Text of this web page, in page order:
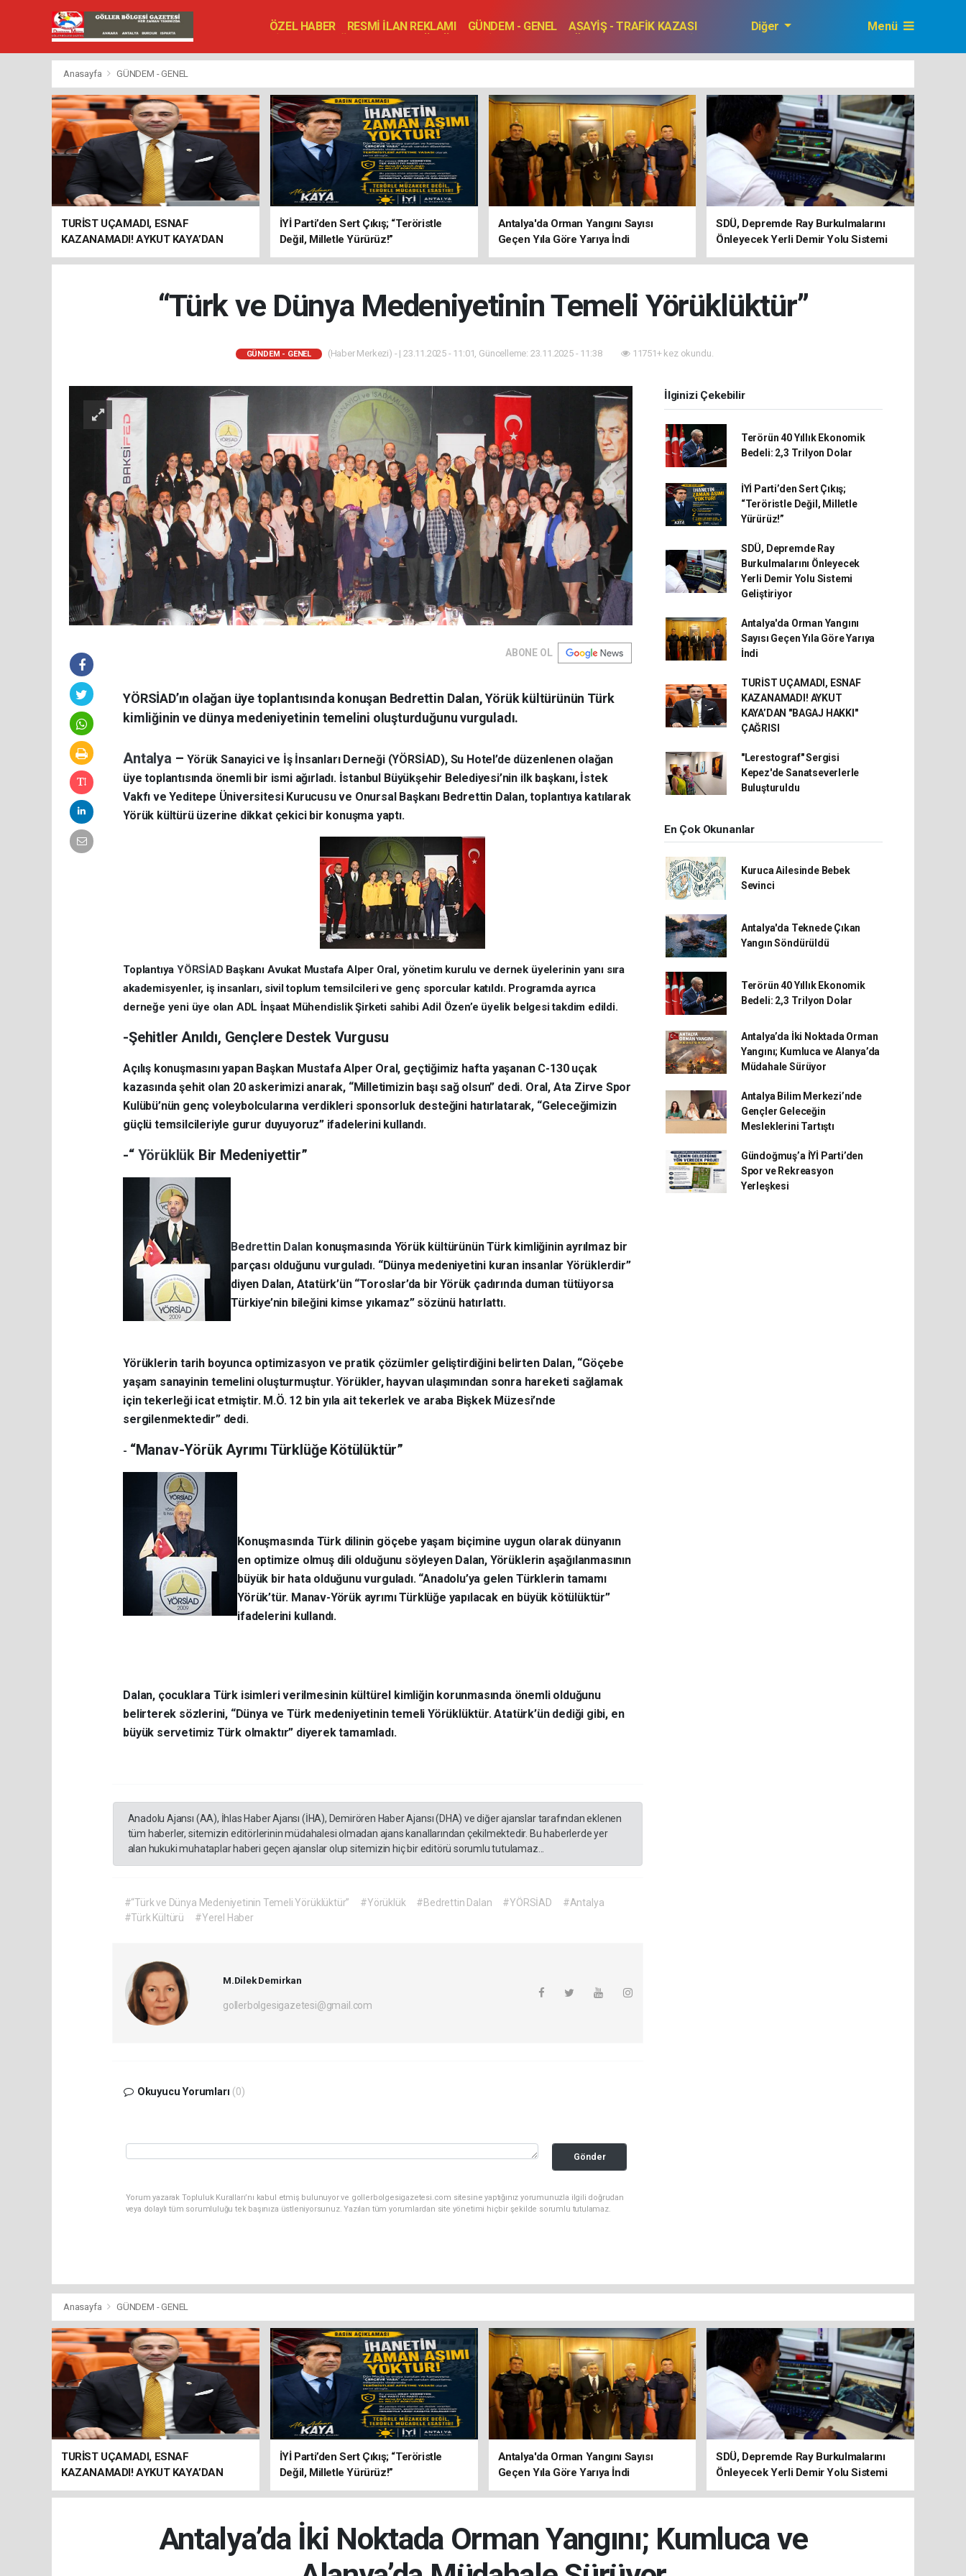
ÖZEL HABER RESMİ İLAN REKLAMI GÜNDEM - GENEL
ASAYİŞ - TRAFİK KAZASI
VEFAT EDENLER
TOPLANTI - DÜĞÜN
Diğer Menü
Anasayfa GÜNDEM - GENEL
TURİST UÇAMADI, ESNAF
KAZANAMADI! AYKUT KAYA’DAN
"BAGAJ HAKKI" ÇAĞRISI
İYİ Parti’den Sert Çıkış; “Teröristle
Değil, Milletle Yürürüz!”
Antalya'da Orman Yangını Sayısı
Geçen Yıla Göre Yarıya İndi
SDÜ, Depremde Ray Burkulmalarını
Önleyecek Yerli Demir Yolu Sistemi
Geliştiriyor
“Türk ve Dünya Medeniyetinin Temeli Yörüklüktür”
GÜNDEM - GENEL (Haber Merkezi) - | 23.11.2025 - 11:01, Güncelleme: 23.11.2025 - 11:38 11751+ kez okundu.
ABONE OL
YÖRSİAD’ın olağan üye toplantısında konuşan Bedrettin Dalan, Yörük kültürünün Türk
kimliğinin ve dünya medeniyetinin temelini oluşturduğunu vurguladı.
Antalya –Yörük Sanayici ve İş İnsanları Derneği (YÖRSİAD), Su Hotel’de düzenlenen olağan
üye toplantısında önemli bir ismi ağırladı. İstanbul Büyükşehir Belediyesi’nin ilk başkanı, İstek
Vakfı ve Yeditepe Üniversitesi Kurucusu ve Onursal Başkanı Bedrettin Dalan, toplantıya katılarak
Yörük kültürü üzerine dikkat çekici bir konuşma yaptı.
Toplantıya YÖRSİAD Başkanı Avukat Mustafa Alper Oral, yönetim kurulu ve dernek üyelerinin yanı sıra
akademisyenler, iş insanları, sivil toplum temsilcileri ve genç sporcular katıldı. Programda ayrıca
derneğe yeni üye olan ADL İnşaat Mühendislik Şirketi sahibi Adil Özen’e üyelik belgesi takdim edildi.
-Şehitler Anıldı, Gençlere Destek Vurgusu
Açılış konuşmasını yapan Başkan Mustafa Alper Oral, geçtiğimiz hafta yaşanan C-130 uçak
kazasında şehit olan 20 askerimizi anarak, “Milletimizin başı sağ olsun” dedi. Oral, Ata Zirve Spor
Kulübü’nün genç voleybolcularına verdikleri sponsorluk desteğini hatırlatarak, “Geleceğimizin
güçlü temsilcileriyle gurur duyuyoruz” ifadelerini kullandı.
-“ Yörüklük Bir Medeniyettir”
Bedrettin Dalan konuşmasında Yörük kültürünün Türk kimliğinin ayrılmaz bir
parçası olduğunu vurguladı. “Dünya medeniyetini kuran insanlar Yörüklerdir”
diyen Dalan, Atatürk’ün “Toroslar’da bir Yörük çadırında duman tütüyorsa
Türkiye’nin bileğini kimse yıkamaz” sözünü hatırlattı.
Yörüklerin tarih boyunca optimizasyon ve pratik çözümler geliştirdiğini belirten Dalan, “Göçebe
yaşam sanayinin temelini oluşturmuştur. Yörükler, hayvan ulaşımından sonra hareketi sağlamak
için tekerleği icat etmiştir. M.Ö. 12 bin yıla ait tekerlek ve araba Bişkek Müzesi’nde
sergilenmektedir” dedi.
- “Manav-Yörük Ayrımı Türklüğe Kötülüktür”
Konuşmasında Türk dilinin göçebe yaşam biçimine uygun olarak dünyanın
en optimize olmuş dili olduğunu söyleyen Dalan, Yörüklerin aşağılanmasının
büyük bir hata olduğunu vurguladı. “Anadolu’ya gelen Türklerin tamamı
Yörük’tür. Manav-Yörük ayrımı Türklüğe yapılacak en büyük kötülüktür”
ifadelerini kullandı.
Dalan, çocuklara Türk isimleri verilmesinin kültürel kimliğin korunmasında önemli olduğunu
belirterek sözlerini, “Dünya ve Türk medeniyetinin temeli Yörüklüktür. Atatürk’ün dediği gibi, en
büyük servetimiz Türk olmaktır” diyerek tamamladı.
Anadolu Ajansı (AA), İhlas Haber Ajansı (İHA), Demirören Haber Ajansı (DHA) ve diğer ajanslar tarafından eklenen
tüm haberler, sitemizin editörlerinin müdahalesi olmadan ajans kanallarından çekilmektedir. Bu haberlerde yer
alan hukuki muhataplar haberi geçen ajanslar olup sitemizin hiç bir editörü sorumlu tutulamaz...
#“Türk ve Dünya Medeniyetinin Temeli Yörüklüktür” #Yörüklük #Bedrettin Dalan #YÖRSİAD
#Antalya
#Türk Kültürü
#Yerel Haber
M.Dilek Demirkan
gollerbolgesigazetesi@gmail.com
Okuyucu Yorumları (0)
Gönder
Yorum yazarak Topluluk Kuralları’nı kabul etmiş bulunuyor ve gollerbolgesigazetesi.com sitesine yaptığınız yorumunuzla ilgili doğrudan
veya dolaylı tüm sorumluluğu tek başınıza üstleniyorsunuz. Yazılan tüm yorumlardan site yönetimi hiçbir şekilde sorumlu tutulamaz.
İlginizi Çekebilir
Terörün 40 Yıllık Ekonomik
Bedeli: 2,3 Trilyon Dolar
İYİ Parti’den Sert Çıkış;
“Teröristle Değil, Milletle
Yürürüz!”
SDÜ, Depremde Ray
Burkulmalarını Önleyecek
Yerli Demir Yolu Sistemi
Geliştiriyor
Antalya'da Orman Yangını
Sayısı Geçen Yıla Göre Yarıya
İndi
TURİST UÇAMADI, ESNAF
KAZANAMADI! AYKUT
KAYA’DAN "BAGAJ HAKKI"
ÇAĞRISI
"Lerestograf" Sergisi
Kepez'de Sanatseverlerle
Buluşturuldu
En Çok Okunanlar
Kuruca Ailesinde Bebek
Sevinci
Antalya'da Teknede Çıkan
Yangın Söndürüldü
Terörün 40 Yıllık Ekonomik
Bedeli: 2,3 Trilyon Dolar
Antalya’da İki Noktada Orman
Yangını; Kumluca ve Alanya’da
Müdahale Sürüyor
Antalya Bilim Merkezi’nde
Gençler Geleceğin
Mesleklerini Tartıştı
Gündoğmuş’a İYİ Parti’den
Spor ve Rekreasyon
Yerleşkesi
Anasayfa GÜNDEM - GENEL
TURİST UÇAMADI, ESNAF
KAZANAMADI! AYKUT KAYA’DAN
"BAGAJ HAKKI" ÇAĞRISI
İYİ Parti’den Sert Çıkış; “Teröristle
Değil, Milletle Yürürüz!”
Antalya'da Orman Yangını Sayısı
Geçen Yıla Göre Yarıya İndi
SDÜ, Depremde Ray Burkulmalarını
Önleyecek Yerli Demir Yolu Sistemi
Geliştiriyor
Antalya’da İki Noktada Orman Yangını; Kumluca ve